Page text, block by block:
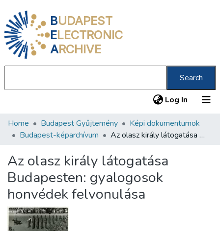
BUDAPEST
ELECTRONIC
ARCHIVE
Search
Log In (current)
Communities & Collections
Statistics
About us
Home Budapest Gyűjtemény
Képi dokumentumok
Budapest-képarchívum
Az olasz király látogatása Budapesten: gyalogosok honvédek felvonulása
Az olasz király látogatása
Budapesten: gyalogosok
honvédek felvonulása